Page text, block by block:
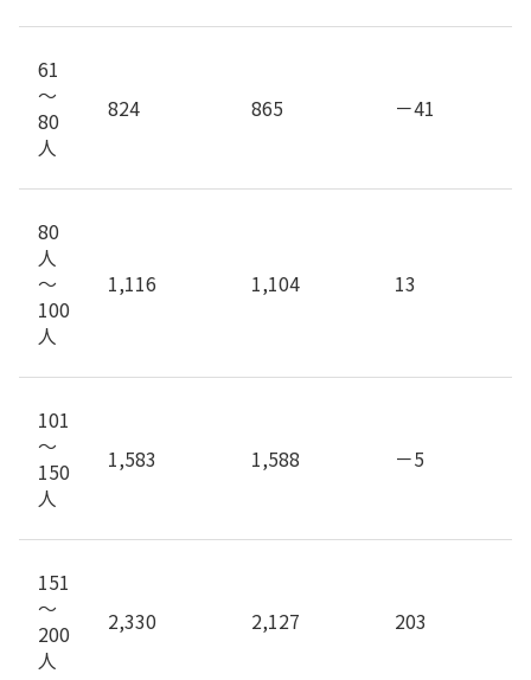
61
～
80
人
824 865 －41
80
人
～
100
人
1,116 1,104 13
101
～
150
人
1,583 1,588 －5
151
～
200
人
2,330 2,127 203